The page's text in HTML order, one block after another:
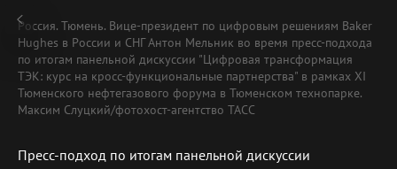
Россия. Тюмень. Вице-президент по цифровым решениям Baker
Hughes в России и СНГ Антон Мельник во время пресс-подхода
по итогам панельной дискуссии "Цифровая трансформация
ТЭК: курс на кросс-функциональные партнерства" в рамках XI
Тюменского нефтегазового форума в Тюменском технопарке.
Максим Слуцкий/фотохост-агентство ТАСС
Пресс-подход по итогам панельной дискуссии